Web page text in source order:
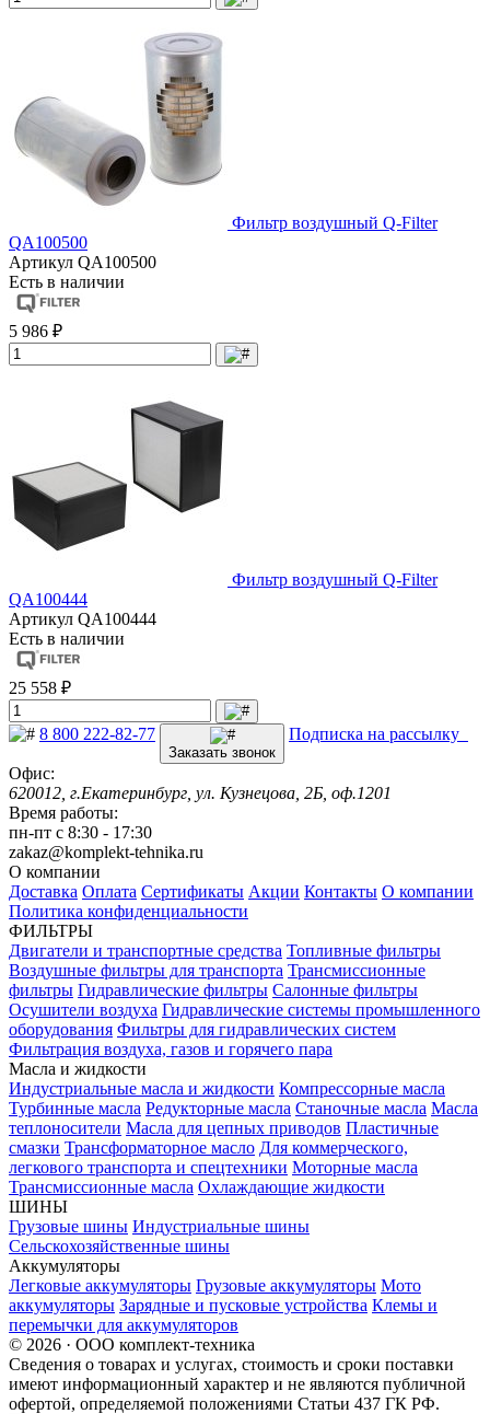
Фильтр воздушный Q-Filter
QA100500
Артикул QA100500
Есть в наличии
5 986 ₽
Фильтр воздушный Q-Filter
QA100444
Артикул QA100444
Есть в наличии
25 558 ₽
8 800 222-82-77
Заказать звонок
Подписка на рассылку
Офис:
620012, г.Екатеринбург, ул. Кузнецова, 2Б, оф.1201
Время работы:
пн-пт с 8:30 - 17:30
zakaz@komplekt-tehnika.ru
О компании
Доставка Оплата Сертификаты Акции Контакты О компании
Политика конфиденциальности
ФИЛЬТРЫ
Двигатели и транспортные средства Топливные фильтры
Воздушные фильтры для транспорта Трансмиссионные
фильтры Гидравлические фильтры Салонные фильтры
Осушители воздуха Гидравлические системы промышленного
оборудования Фильтры для гидравлических систем
Фильтрация воздуха, газов и горячего пара
Масла и жидкости
Индустриальные масла и жидкости Компрессорные масла
Турбинные масла Редукторные масла Станочные масла Масла
теплоносители Масла для цепных приводов Пластичные
смазки Трансформаторное масло Для коммерческого,
легкового транспорта и спецтехники Моторные масла
Трансмиссионные масла Охлаждающие жидкости
ШИНЫ
Грузовые шины Индустриальные шины
Сельскохозяйственные шины
Аккумуляторы
Легковые аккумуляторы Грузовые аккумуляторы Мото
аккумуляторы Зарядные и пусковые устройства Клемы и
перемычки для аккумуляторов
© 2026 · ООО комплект-техника
Сведения о товарах и услугах, стоимость и сроки поставки
имеют информационный характер и не являются публичной
офертой, определяемой положениями Статьи 437 ГК РФ.